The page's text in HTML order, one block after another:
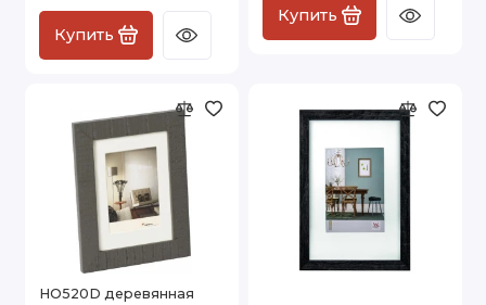
Купить
Купить
HO520D деревянная